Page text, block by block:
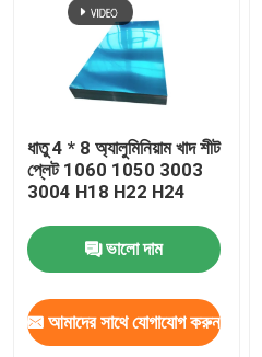
ধাতু 4 * 8 অ্যালুমিনিয়াম খাদ শীট
প্লেট 1060 1050 3003
3004 H18 H22 H24
ভালো দাম
আমাদের সাথে যোগাযোগ করুন